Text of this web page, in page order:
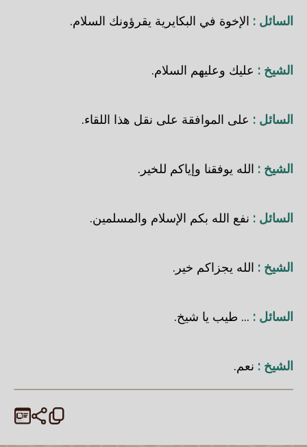
السائل : الإخوة في البكايرية يقرؤونك السلام.
الشيخ : عليك وعليهم السلام.
السائل : على الموافقة على نقل هذا اللقاء.
الشيخ : الله يوفقنا وإياكم للخير.
السائل : نفع الله بكم الإسلام والمسلمين.
الشيخ : الله يجزاكم خير.
السائل : ... طيب يا شيخ.
الشيخ : نعم.